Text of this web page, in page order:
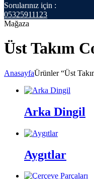
Sorularınız için :
05325911123
Mağaza
Üst Takım
AnasayfaÜrünler “Üst
Arka Dingil
Aygıtlar